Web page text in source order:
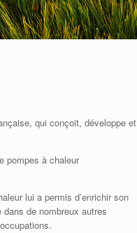
qui conçoit, développe et
pompes à chaleur
lui a permis d’enrichir son
de nombreux autres